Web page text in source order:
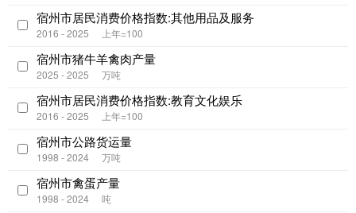
宿州市居民消费价格指数:其他用品及服务
2016 - 2025 上年=100
宿州市猪牛羊禽肉产量
2025 - 2025 万吨
宿州市居民消费价格指数:教育文化娱乐
2016 - 2025 上年=100
宿州市公路货运量
1998 - 2024 万吨
宿州市禽蛋产量
1998 - 2024 吨